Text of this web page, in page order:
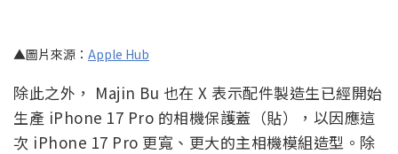
▲圖片來源： Apple Hub
除此之外， Majin Bu 也在 X 表示配件製造生已經開始
生產 iPhone 17 Pro 的相機保護蓋（貼），以因應這
次 iPhone 17 Pro 更寬、更大的主相機模組造型。除